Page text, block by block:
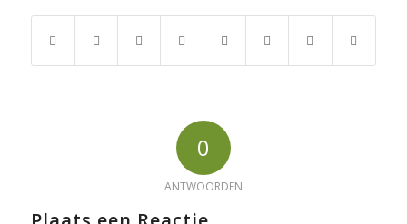
0
ANTWOORDEN